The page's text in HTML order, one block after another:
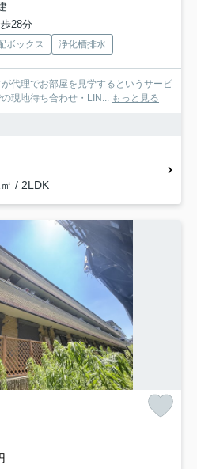
28分
ボックス 浄化槽排水
代理でお部屋を見学するというサービ
現地待ち合わせ・LIN... もっと見る
/ 2LDK